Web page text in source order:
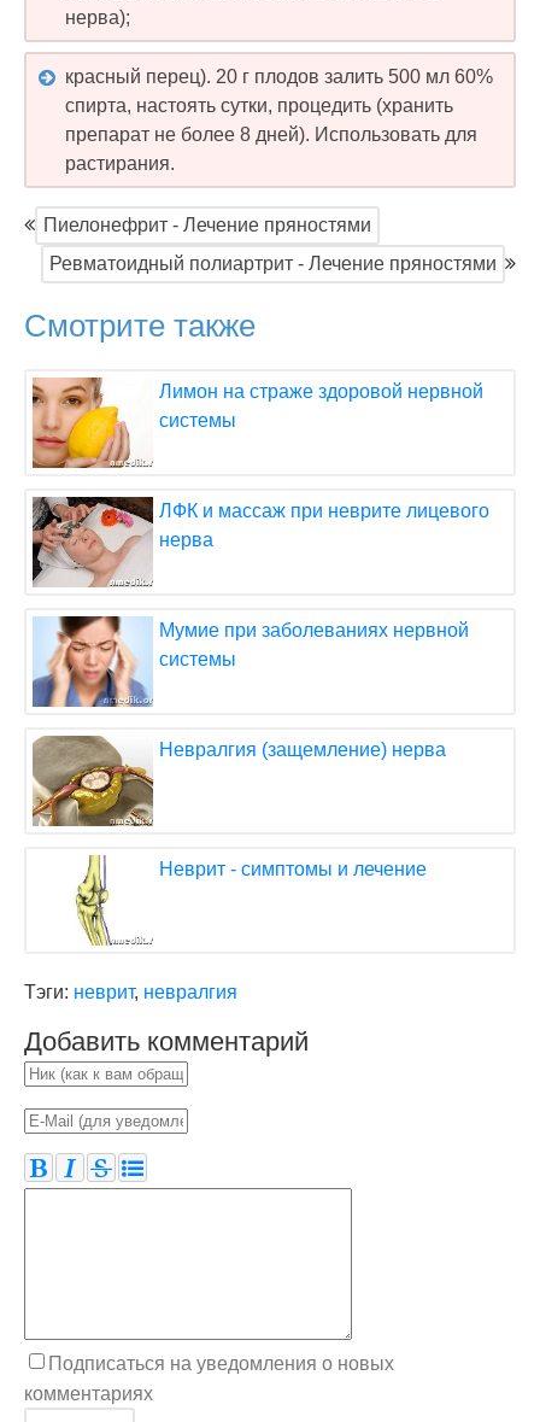
нерва);
красный перец). 20 г плодов залить 500 мл 60%
спирта, настоять сутки, процедить (хранить
препарат не более 8 дней). Использовать для
растирания.
Пиелонефрит - Лечение пряностями
Ревматоидный полиартрит - Лечение пряностями
Смотрите также
Лимон на страже здоровой нервной
системы
ЛФК и массаж при неврите лицевого
нерва
Мумие при заболеваниях нервной
системы
Невралгия (защемление) нерва
Неврит - симптомы и лечение
Тэги: неврит, невралгия
Добавить комментарий
Подписаться на уведомления о новых
комментариях